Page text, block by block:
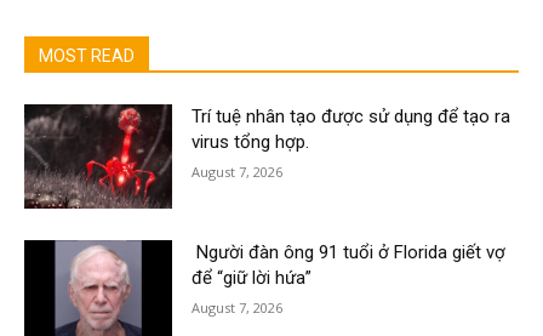
MOST READ
Trí tuệ nhân tạo được sử dụng để tạo ra
virus tổng hợp.
August 7, 2026
Người đàn ông 91 tuổi ở Florida giết vợ
để “giữ lời hứa”
August 7, 2026